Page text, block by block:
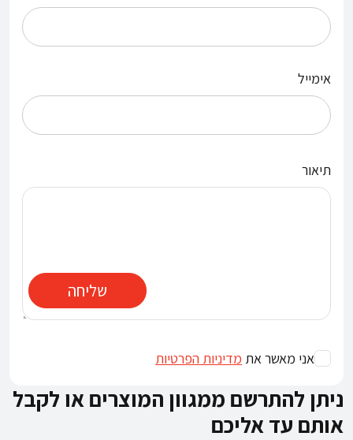
אימייל
תיאור
שליחה
אני מאשר את מדיניות הפרטיות
ניתן להתרשם ממגוון המוצרים או לקבל
אותם עד אליכם